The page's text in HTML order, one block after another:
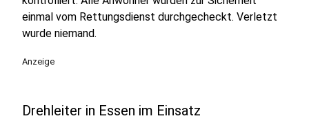
einmal vom Rettungsdienst durchgecheckt. Verletzt
wurde niemand.
Anzeige
Drehleiter in Essen im Einsatz